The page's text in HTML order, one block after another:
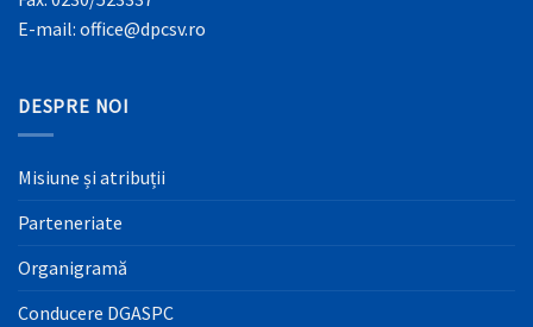
E-mail: office@dpcsv.ro
DESPRE NOI
Misiune și atribuții
Parteneriate
Organigramă
Conducere DGASPC